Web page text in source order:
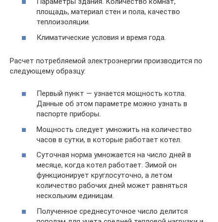
площадь, материал стен и пола, качество
теплоизоляции.
Климатические условия и время года.
Расчет потребляемой электроэнергии производится по
следующему образцу:
Первый пункт — узнается мощность котла.
Данные об этом параметре можно узнать в
паспорте приборы.
Мощность следует умножить на количество
часов в сутки, в которые работает котел.
Суточная норма умножается на число дней в
месяце, когда котел работает. Зимой он
функционирует круглосуточно, а летом
количество рабочих дней может равняться
нескольким единицам.
Полученное среднесуточное число делится